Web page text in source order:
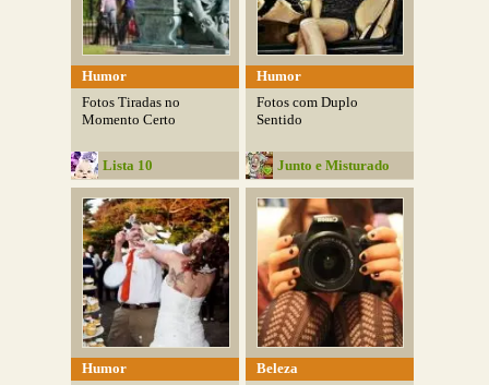
Humor
Fotos Tiradas no
Momento Certo
Lista 10
Humor
Fotos com Duplo
Sentido
Junto e Misturado
Humor
Beleza